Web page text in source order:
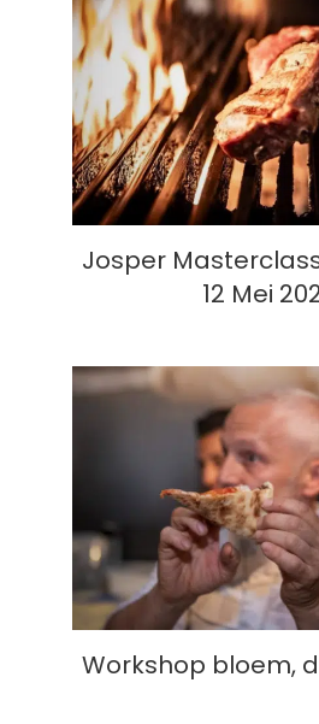
Josper Masterclass
Mei 2025
Josper
12 Mei
Workshop bloem,
Workshop bloem,